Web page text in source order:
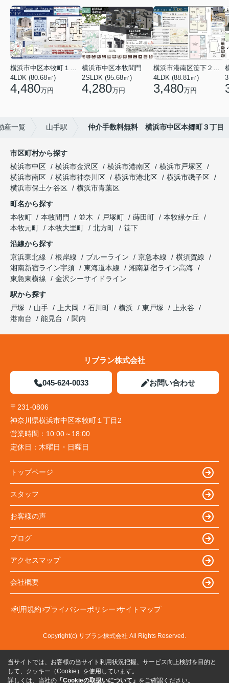
4LDK (80.68㎡)
4,480万円
横浜市中区本牧間門
2SLDK (95.68㎡)
4,280万円
4LDK (88.81㎡)
3,480万円
産一覧 山手駅 仲介手数料無料 横浜市中区本郷町３丁目
市区町村から探す
横浜市中区
横浜市金沢区 横浜市港南区
横浜市戸塚区
横浜市南区
横浜市神奈川区 横浜市港北区
横浜市磯子区
横浜市保土ケ谷区
横浜市青葉区
町名から探す
本牧町
本牧間門 並木 戸塚町 蒔田町
本牧緑ケ丘
本牧元町
本牧大里町 北方町
笹下
沿線から探す
京浜東北線
根岸線 ブルーライン 京急本線
横須賀線
湘南新宿ライン宇須
東海道本線
湘南新宿ライン高海
東急東横線
金沢シーサイドライン
駅から探す
戸塚
山手 上大岡 石川町 横浜 東戸塚
上永谷
港南台
能見台 関内
リブラン株式会社
045-624-0033 お問い合わせ
〒231-0806
神奈川県横浜市中区本牧町１丁目2
営業時間： 10:00～18:00
定休日： 木曜日・日曜日
トップページ
スタッフ
お客様の声
ブログ
アクセスマップ
会社概要
利用規約 プライバシーポリシー サイトマップ
Copyright(c) リブラン株式会社 All Rights Reserved.
当サイトでは、お客様の当サイト利用状況把握、サービス向上検討を目的と
して、クッキー（Cookie）を使用しています。
詳しくは、当社の 「Cookieの取扱いについて」 をご確認ください。